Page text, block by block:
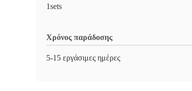
1sets
Χρόνος παράδοσης
5-15 εργάσιμες ημέρες